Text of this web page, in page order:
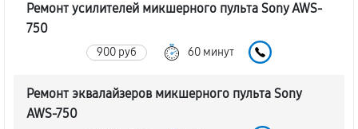
Ремонт усилителей микшерного пульта Sony AWS-
750
900 руб 60 минут
Ремонт эквалайзеров микшерного пульта Sony
AWS-750